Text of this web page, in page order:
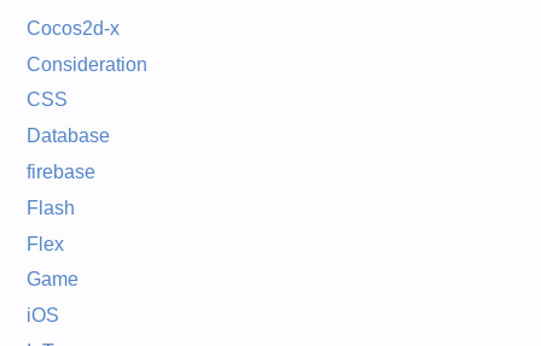
Cocos2d-x
Consideration
CSS
Database
firebase
Flash
Flex
Game
iOS